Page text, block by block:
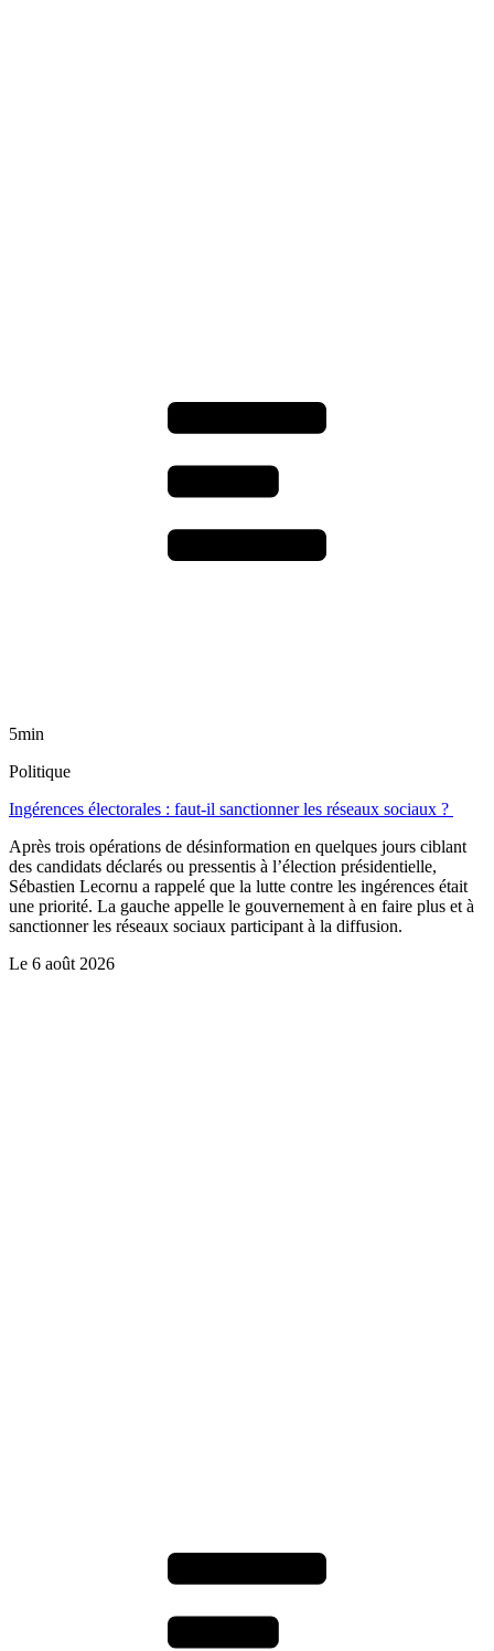
5min
Politique
Ingérences électorales : faut-il sanctionner les réseaux sociaux ?
Après trois opérations de désinformation en quelques jours ciblant
des candidats déclarés ou pressentis à l’élection présidentielle,
Sébastien Lecornu a rappelé que la lutte contre les ingérences était
une priorité. La gauche appelle le gouvernement à en faire plus et à
sanctionner les réseaux sociaux participant à la diffusion.
Le 6 août 2026